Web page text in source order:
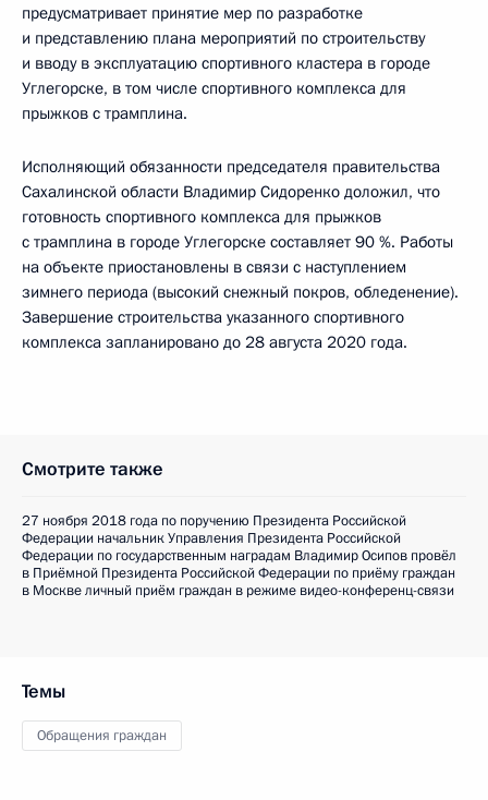
предусматривает принятие мер по разработке
и представлению плана мероприятий по строительству
и вводу в эксплуатацию спортивного кластера в городе
Углегорске, в том числе спортивного комплекса для
прыжков с трамплина.
Исполняющий обязанности председателя правительства
Сахалинской области Владимир Сидоренко доложил, что
готовность спортивного комплекса для прыжков
с трамплина в городе Углегорске составляет 90 %. Работы
на объекте приостановлены в связи с наступлением
зимнего периода (высокий снежный покров, обледенение).
Завершение строительства указанного спортивного
комплекса запланировано до 28 августа 2020 года.
Смотрите также
27 ноября 2018 года по поручению Президента Российской
Федерации начальник Управления Президента Российской
Федерации по государственным наградам Владимир Осипов провёл
в Приёмной Президента Российской Федерации по приёму граждан
в Москве личный приём граждан в режиме видео-конференц-связи
Темы
Обращения граждан